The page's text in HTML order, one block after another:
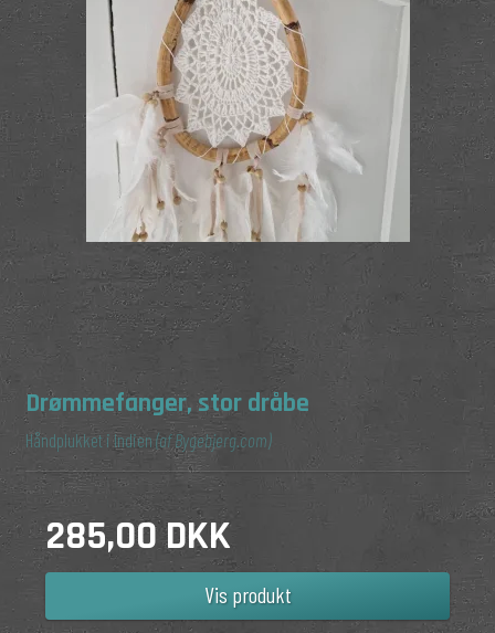
Drømmefanger, stor dråbe
Håndplukket i Indien(af Bygebjerg.com)
285,00 DKK
Vis produkt